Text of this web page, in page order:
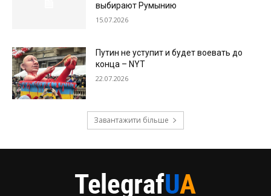
выбирают Румынию
15.07.2026
Путин не уступит и будет воевать до
конца – NYT
22.07.2026
Завантажити більше